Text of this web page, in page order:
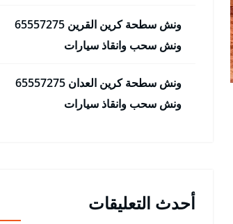
ونش سطحة كرين القرين 65557275
ونش سحب وانقاذ سيارات
ونش سطحة كرين العدان 65557275
ونش سحب وانقاذ سيارات
أحدث التعليقات